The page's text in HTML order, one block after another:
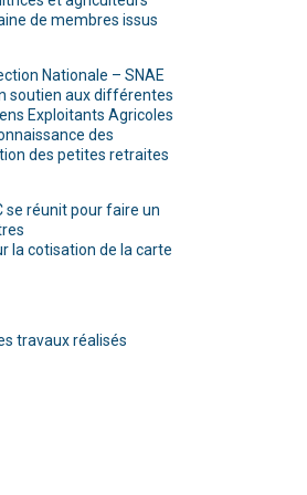
de membres issus
Nationale – SNAE
soutien aux différentes
Exploitants Agricoles
des
des petites retraites
se réunit pour faire un
la cotisation de la carte
travaux réalisés